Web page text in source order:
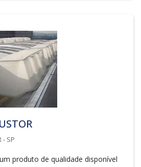
- SP
produto de qualidade disponível